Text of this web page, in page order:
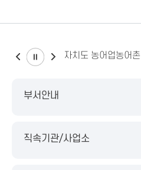
전북특별자치도 농어업농어
부서안내
직속기관/사업소